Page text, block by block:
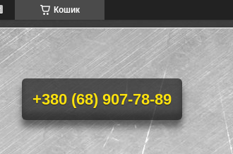
Кошик
+380 (68) 907-78-89